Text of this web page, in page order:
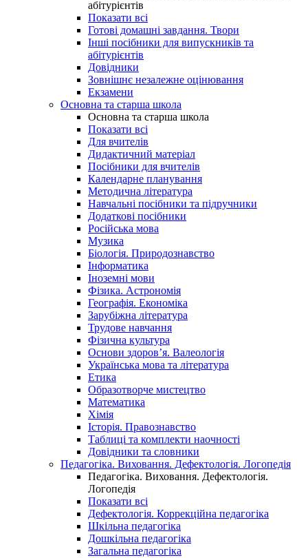
абітурієнтів
Показати всі
Готові домашні завдання. Твори
Інші посібники для випускників та
абітурієнтів
Довідники
Зовнішнє незалежне оцінювання
Екзамени
Основна та старша школа
Основна та старша школа
Показати всі
Для вчителів
Дидактичний матеріал
Посібники для вчителів
Календарне планування
Методична література
Навчальні посібники та підручники
Додаткові посібники
Російська мова
Музика
Біологія. Природознавство
Інформатика
Іноземні мови
Фізика. Астрономія
Географія. Економіка
Зарубіжна література
Трудове навчання
Фізична культура
Основи здоров’я. Валеологія
Українська мова та література
Етика
Образотворче мистецтво
Математика
Хімія
Історія. Правознавство
Таблиці та комплекти наочності
Довідники та словники
Педагогіка. Виховання. Дефектологія. Логопедія
Педагогіка. Виховання. Дефектологія.
Логопедія
Показати всі
Дефектологія. Коррекційна педагогіка
Шкільна педагогіка
Дошкільна педагогіка
Загальна педагогіка